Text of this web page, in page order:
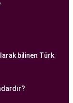
kapsamlı
liderliğinde
Tüp
tüp bebek
bilinen Türk